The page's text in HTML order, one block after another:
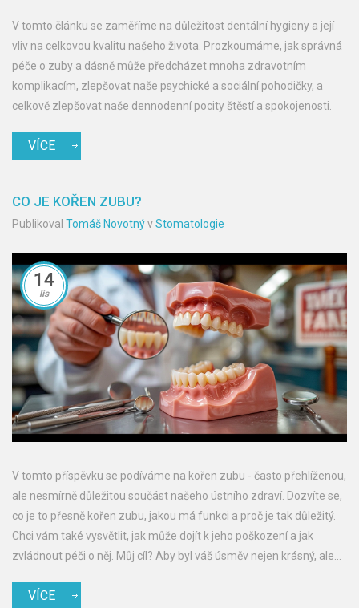
V tomto článku se zaměříme na důležitost dentální hygieny a její
vliv na celkovou kvalitu našeho života. Prozkoumáme, jak správná
péče o zuby a dásně může předcházet mnoha zdravotním
komplikacím, zlepšovat naše psychické a sociální pohodičky, a
celkově zlepšovat naše dennodenní pocity štěstí a spokojenosti.
VÍCE
CO JE KOŘEN ZUBU?
Publikoval Tomáš NovotnývStomatologie
14
lis
V tomto příspěvku se podíváme na kořen zubu - často přehlíženou,
ale nesmírně důležitou součást našeho ústního zdraví. Dozvíte se,
co je to přesně kořen zubu, jakou má funkci a proč je tak důležitý.
Chci vám také vysvětlit, jak může dojít k jeho poškození a jak
zvládnout péči o něj. Můj cíl? Aby byl váš úsměv nejen krásný, ale
VÍCE